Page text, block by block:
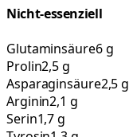
Nicht-essenziell
Glutaminsäure6 g
Prolin2,5 g
Asparaginsäure2,5 g
Arginin2,1 g
Serin1,7 g